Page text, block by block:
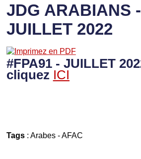
JDG ARABIANS -
JUILLET 2022
#FPA91 - JUILLET
cliquez ICI
Tags: Arabes-AFAC